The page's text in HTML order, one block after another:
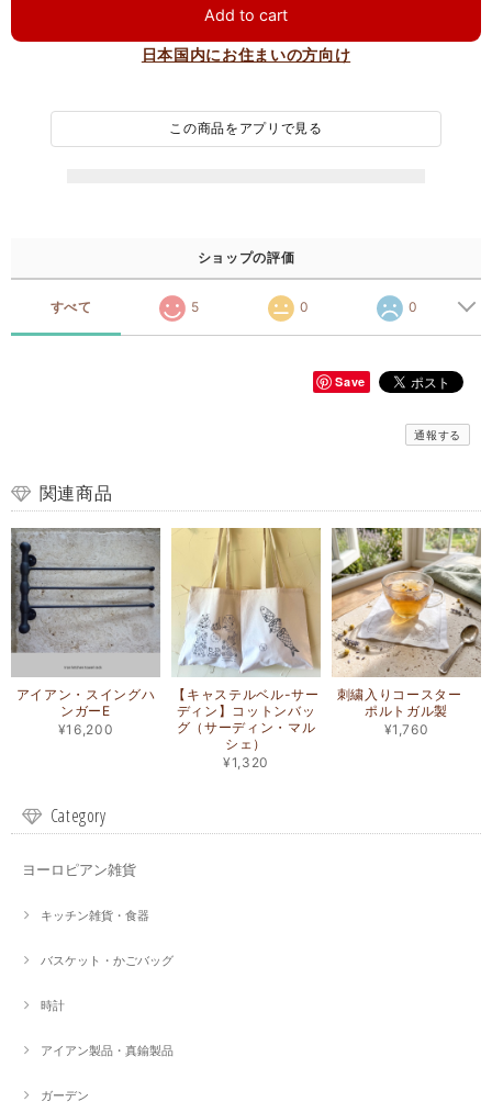
Add to cart
日本国内にお住まいの方向け
この商品をアプリで見る
ショップの評価
すべて 5 0 0
Save
通報する
関連商品
アイアン・スイングハ
ンガーE
¥16,200
【キャステルベル-サー
ディン】コットンバッ
グ（サーディン・マル
シェ）
¥1,320
刺繍入りコースター
ポルトガル製
¥1,760
Category
ヨーロピアン雑貨
キッチン雑貨・食器
バスケット・かごバッグ
時計
アイアン製品・真鍮製品
ガーデン